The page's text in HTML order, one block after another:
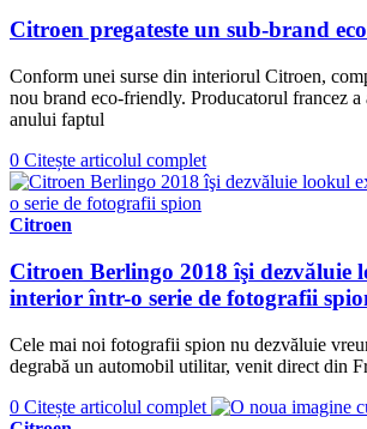
Citroen pregateste un sub-brand
Conform unei surse din interiorul Citroen,
nou brand eco-friendly. Producatorul francez a
anului faptul
0 Citește articolul complet
Citroen
Citroen Berlingo 2018 îşi dezvăluie
interior într-o serie de fotografii
Cele mai noi fotografii spion nu dezvăluie
degrabă un automobil utilitar, venit direct din
0 Citește articolul complet